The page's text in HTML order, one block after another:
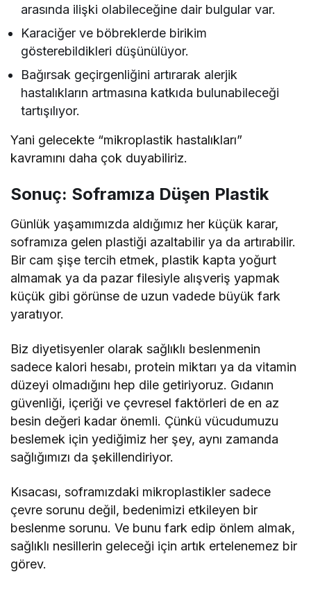
arasında ilişki olabileceğine dair bulgular var.
Karaciğer ve böbreklerde birikim
gösterebildikleri düşünülüyor.
Bağırsak geçirgenliğini artırarak alerjik
hastalıkların artmasına katkıda bulunabileceği
tartışılıyor.
Yani gelecekte “mikroplastik hastalıkları”
kavramını daha çok duyabiliriz.
Sonuç: Soframıza Düşen Plastik
Günlük yaşamımızda aldığımız her küçük karar,
soframıza gelen plastiği azaltabilir ya da artırabilir.
Bir cam şişe tercih etmek, plastik kapta yoğurt
almamak ya da pazar filesiyle alışveriş yapmak
küçük gibi görünse de uzun vadede büyük fark
yaratıyor.
Biz diyetisyenler olarak sağlıklı beslenmenin
sadece kalori hesabı, protein miktarı ya da vitamin
düzeyi olmadığını hep dile getiriyoruz. Gıdanın
güvenliği, içeriği ve çevresel faktörleri de en az
besin değeri kadar önemli. Çünkü vücudumuzu
beslemek için yediğimiz her şey, aynı zamanda
sağlığımızı da şekillendiriyor.
Kısacası, soframızdaki mikroplastikler sadece
çevre sorunu değil, bedenimizi etkileyen bir
beslenme sorunu. Ve bunu fark edip önlem almak,
sağlıklı nesillerin geleceği için artık ertelenemez bir
görev.